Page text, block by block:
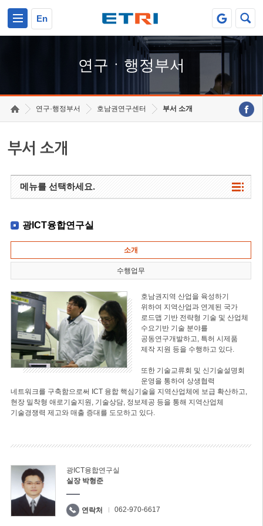
En
연구ㆍ행정부서
연구·행정부서 호남권연구센터 부서 소개
부서 소개
메뉴를 선택하세요.
광ICT융합연구실
소개
수행업무
호남권지역 산업을 육성하기
위하여 지역산업과 연계된 국가
로드맵 기반 전략형 기술 및 산업체
수요기반 기술 분야를
공동연구개발하고, 특허 시제품
제작 지원 등을 수행하고 있다.
또한 기술교류회 및 신기술설명회
운영을 통하여 상생협력
네트워크를 구축함으로써 ICT 융합 핵심기술을 지역산업체에 보급 확산하고,
현장 밀착형 애로기술지원, 기술상담, 정보제공 등을 통해 지역산업체
기술경쟁력 제고와 매출 증대를 도모하고 있다.
광ICT융합연구실
실장 박형준
연락처 062-970-6617